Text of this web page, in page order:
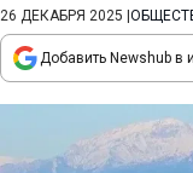
26 ДЕКАБРЯ 2025
Добавить Newshub в